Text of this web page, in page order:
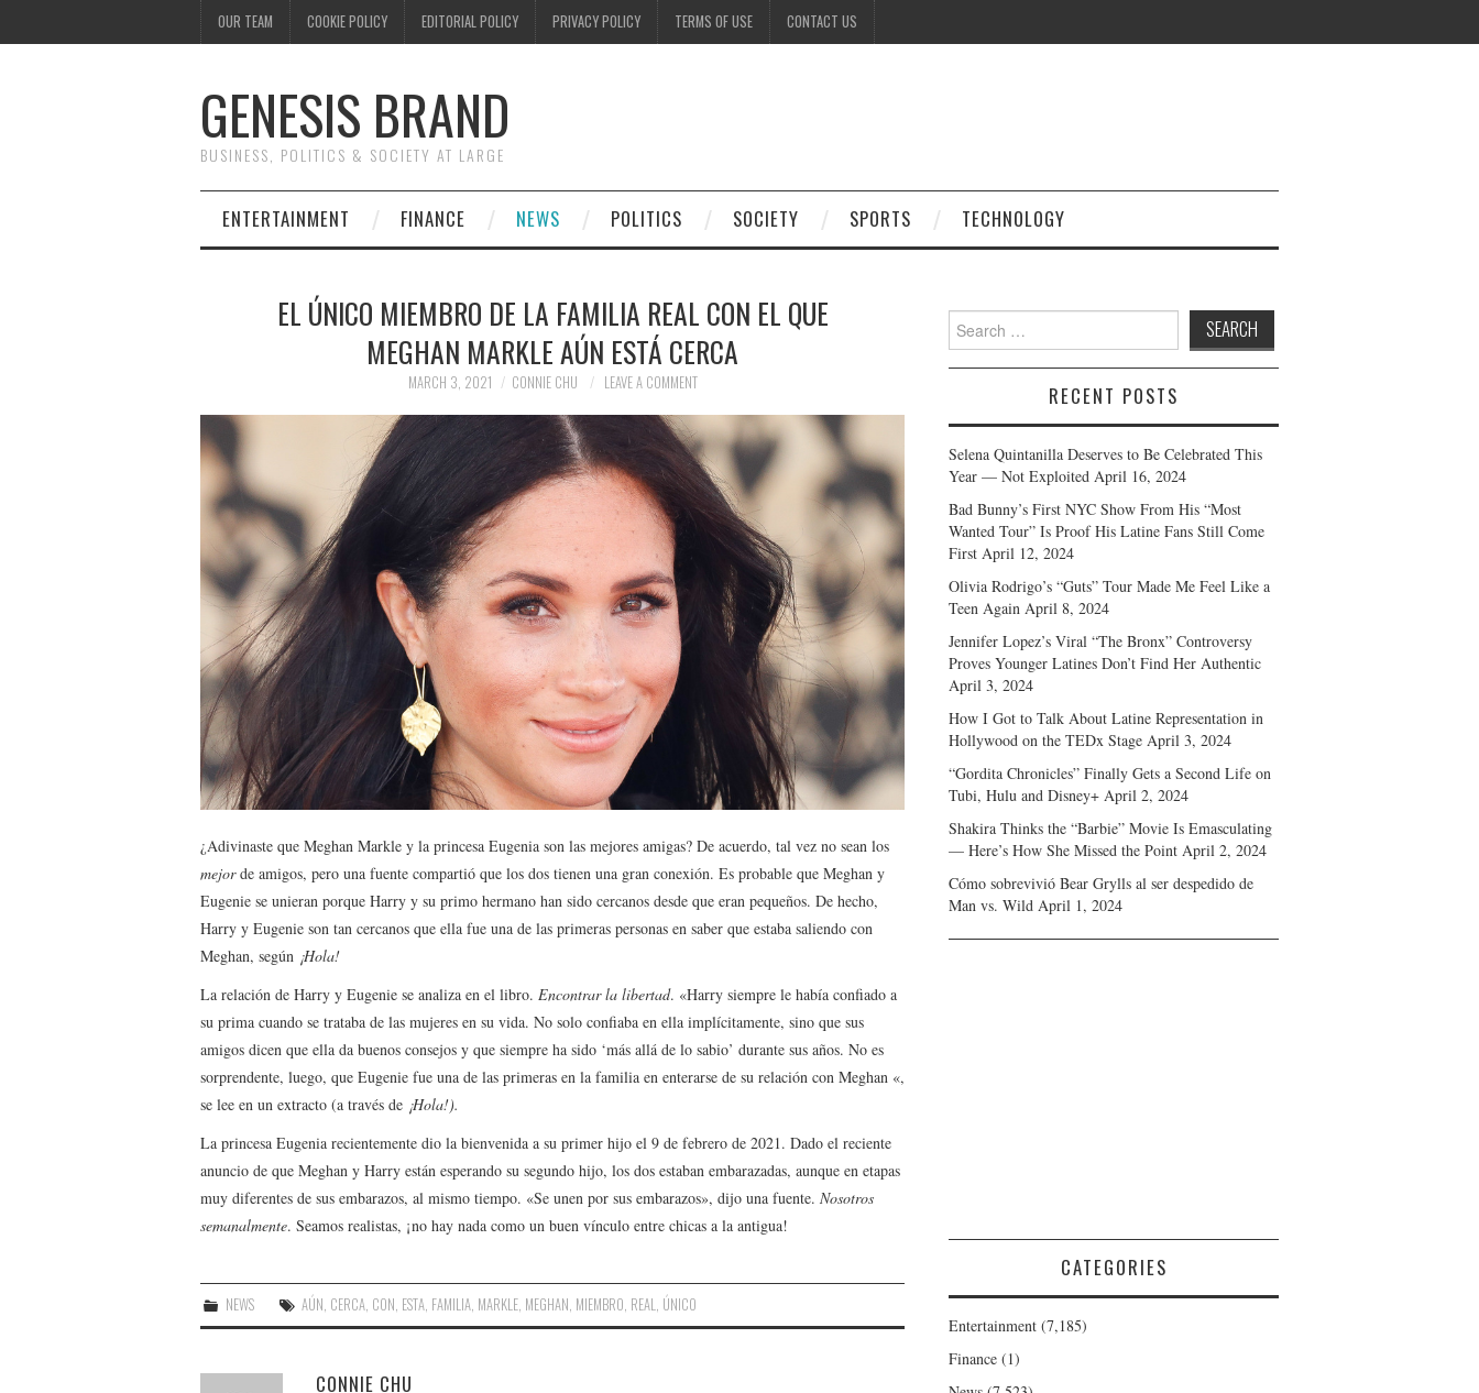
OUR TEAM COOKIE POLICY EDITORIAL POLICY PRIVACY POLICY TERMS OF USE CONTACT US
GENESIS BRAND
BUSINESS, POLITICS & SOCIETY AT LARGE
ENTERTAINMENT FINANCE NEWS POLITICS SOCIETY SPORTS TECHNOLOGY
EL ÚNICO MIEMBRO DE LA FAMILIA REAL CON EL QUE
MEGHAN MARKLE AÚN ESTÁ CERCA
MARCH 3, 2021 CONNIE CHU LEAVE A COMMENT
¿Adivinaste que Meghan Markle y la princesa Eugenia son las mejores amigas? De acuerdo, tal vez no sean los
mejorde amigos, pero una fuente compartió que los dos tienen una gran conexión. Es probable que Meghan y
Eugenie se unieran porque Harry y su primo hermano han sido cercanos desde que eran pequeños. De hecho,
Harry y Eugenie son tan cercanos que ella fue una de las primeras personas en saber que estaba saliendo con
Meghan, según ¡Hola!
La relación de Harry y Eugenie se analiza en el libro. Encontrar la libertad. «Harry siempre le había confiado a
su prima cuando se trataba de las mujeres en su vida. No solo confiaba en ella implícitamente, sino que sus
amigos dicen que ella da buenos consejos y que siempre ha sido ‘más allá de lo sabio’ durante sus años. No es
sorprendente, luego, que Eugenie fue una de las primeras en la familia en enterarse de su relación con Meghan «,
se lee en un extracto (a través de ¡Hola!).
La princesa Eugenia recientemente dio la bienvenida a su primer hijo el 9 de febrero de 2021. Dado el reciente
anuncio de que Meghan y Harry están esperando su segundo hijo, los dos estaban embarazadas, aunque en etapas
muy diferentes de sus embarazos, al mismo tiempo. «Se unen por sus embarazos», dijo una fuente. Nosotros
semanalmente. Seamos realistas, ¡no hay nada como un buen vínculo entre chicas a la antigua!
NEWS AÚN, CERCA, CON, ESTA, FAMILIA, MARKLE, MEGHAN, MIEMBRO, REAL, ÚNICO
CONNIE CHU
Search
for:
RECENT POSTS
Selena Quintanilla Deserves to Be Celebrated This
Year — Not Exploited April 16, 2024
Bad Bunny’s First NYC Show From His “Most
Wanted Tour” Is Proof His Latine Fans Still Come
First April 12, 2024
Olivia Rodrigo’s “Guts” Tour Made Me Feel Like a
Teen Again April 8, 2024
Jennifer Lopez’s Viral “The Bronx” Controversy
Proves Younger Latines Don’t Find Her Authentic
April 3, 2024
How I Got to Talk About Latine Representation in
Hollywood on the TEDx Stage April 3, 2024
“Gordita Chronicles” Finally Gets a Second Life on
Tubi, Hulu and Disney+ April 2, 2024
Shakira Thinks the “Barbie” Movie Is Emasculating
— Here’s How She Missed the Point April 2, 2024
Cómo sobrevivió Bear Grylls al ser despedido de
Man vs. Wild April 1, 2024
CATEGORIES
Entertainment (7,185)
Finance (1)